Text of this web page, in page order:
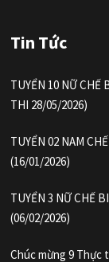
Tin Tức
TUYỂN 10 NỮ CHẾ
THI 28/05/2026)
TUYỂN 02 NAM
(16/01/2026)
TUYỂN 3 NỮ CHẾ
(06/02/2026)
Chúc mừng 9 Thực